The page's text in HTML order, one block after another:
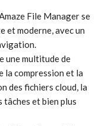
File Manager se
et moderne, avec un
une multitude de
la compression et la
des fichiers cloud, la
tâches et bien plus